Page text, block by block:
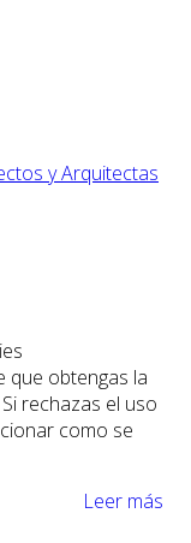
y Arquitectas
que obtengas la
rechazas el uso
como se
Leer más